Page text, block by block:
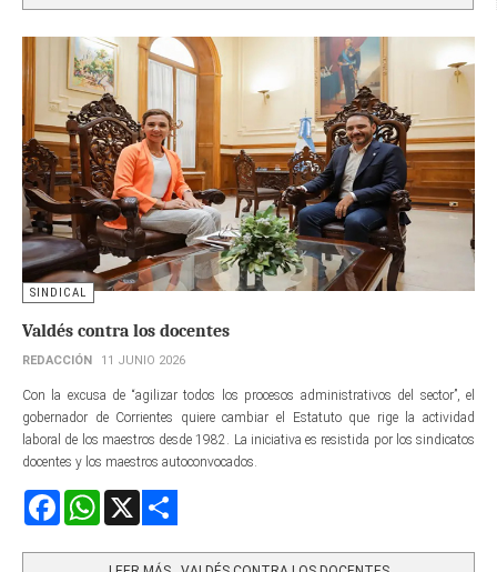
SINDICAL
Valdés contra los docentes
REDACCIÓN 11 JUNIO 2026
Con la excusa de “agilizar todos los procesos administrativos del sector”, el
gobernador de Corrientes quiere cambiar el Estatuto que rige la actividad
laboral de los maestros desde 1982. La iniciativa es resistida por los sindicatos
docentes y los maestros autoconvocados.
FacebookWhatsApp